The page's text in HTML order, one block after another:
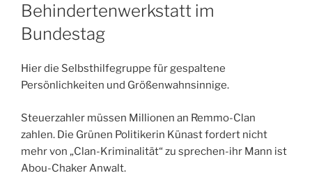
Behindertenwerkstatt im
Bundestag
Hier die Selbsthilfegruppe für gespaltene
Persönlichkeiten und Größenwahnsinnige.
Steuerzahler müssen Millionen an Remmo-Clan
zahlen. Die Grünen Politikerin Künast fordert nicht
mehr von „Clan-Kriminalität“ zu sprechen-ihr Mann ist
Abou-Chaker Anwalt.